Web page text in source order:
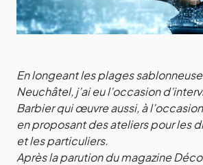
En longeant les plages
Neuchâtel, j’ai eu l’occasion
Barbier qui œuvre aussi, à
en proposant des ateliers pour les
et les particuliers.
Après la parution du magazine